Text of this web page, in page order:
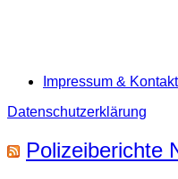
Impressum & Kontakt
Datenschutzerklärung
Polizeiberichte